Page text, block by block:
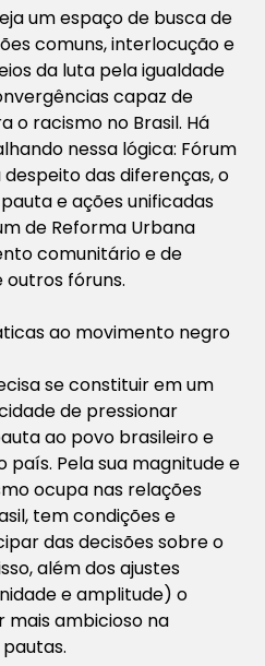
um espaço de busca de
comuns, interlocução e
da luta pela igualdade
capaz de
o racismo no Brasil. Há
nessa lógica: Fórum
despeito das diferenças, o
e ações unificadas
de Reforma Urbana
comunitário e de
fóruns.
ao movimento negro
se constituir em um
de pressionar
ao povo brasileiro e
país. Pela sua magnitude e
ocupa nas relações
tem condições e
das decisões sobre o
além dos ajustes
e amplitude) o
mais ambicioso na